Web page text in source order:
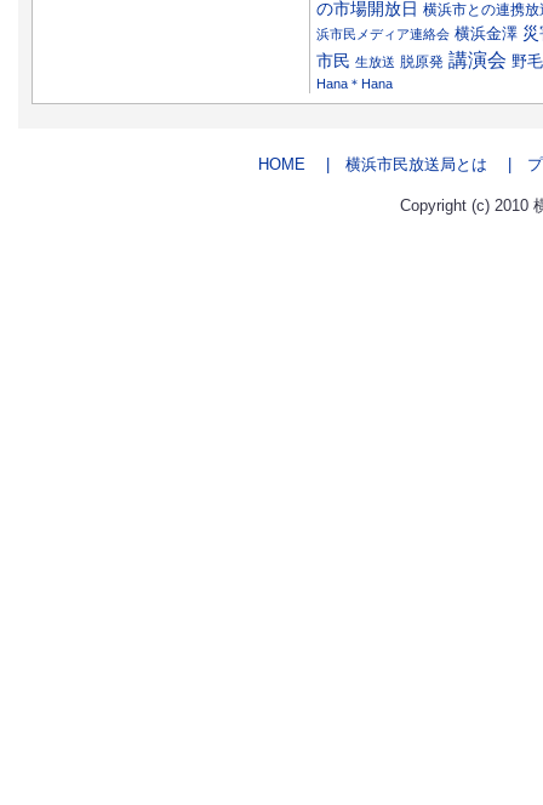
の市場開放日 横浜市との連携放
浜市民メディア連絡会 横浜金澤
市民 生放送 脱原発 講演会 野毛
Hana＊Hana
HOME | 横浜市民放送局とは | プ
Copyright (c) 2010